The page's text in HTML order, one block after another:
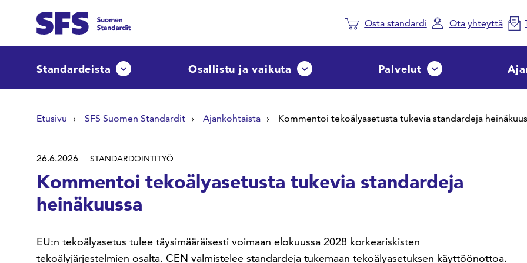
Osta standardi Ota yhteyttä
Standardeista Avaa tai sulje pudotusvalikkoOsallistu ja vaikuta Avaa tai sulje pudotusvalikko
Palvelut Avaa tai sulje
Etusivu SFS Suomen Standardit Ajankohtaista Kommentoi tekoälyasetusta tukevia standardeja
26.6.2026 STANDARDOINTITYÖ
Kommentoi tekoälyasetusta tukevia standardeja
heinäkuussa
EU:n tekoälyasetus tulee täysimääräisesti voimaan elokuussa 2028 korkeariskisten
tekoälyjärjestelmien osalta. CEN valmistelee standardeja tukemaan tekoälyasetuksen käyttöönottoa.